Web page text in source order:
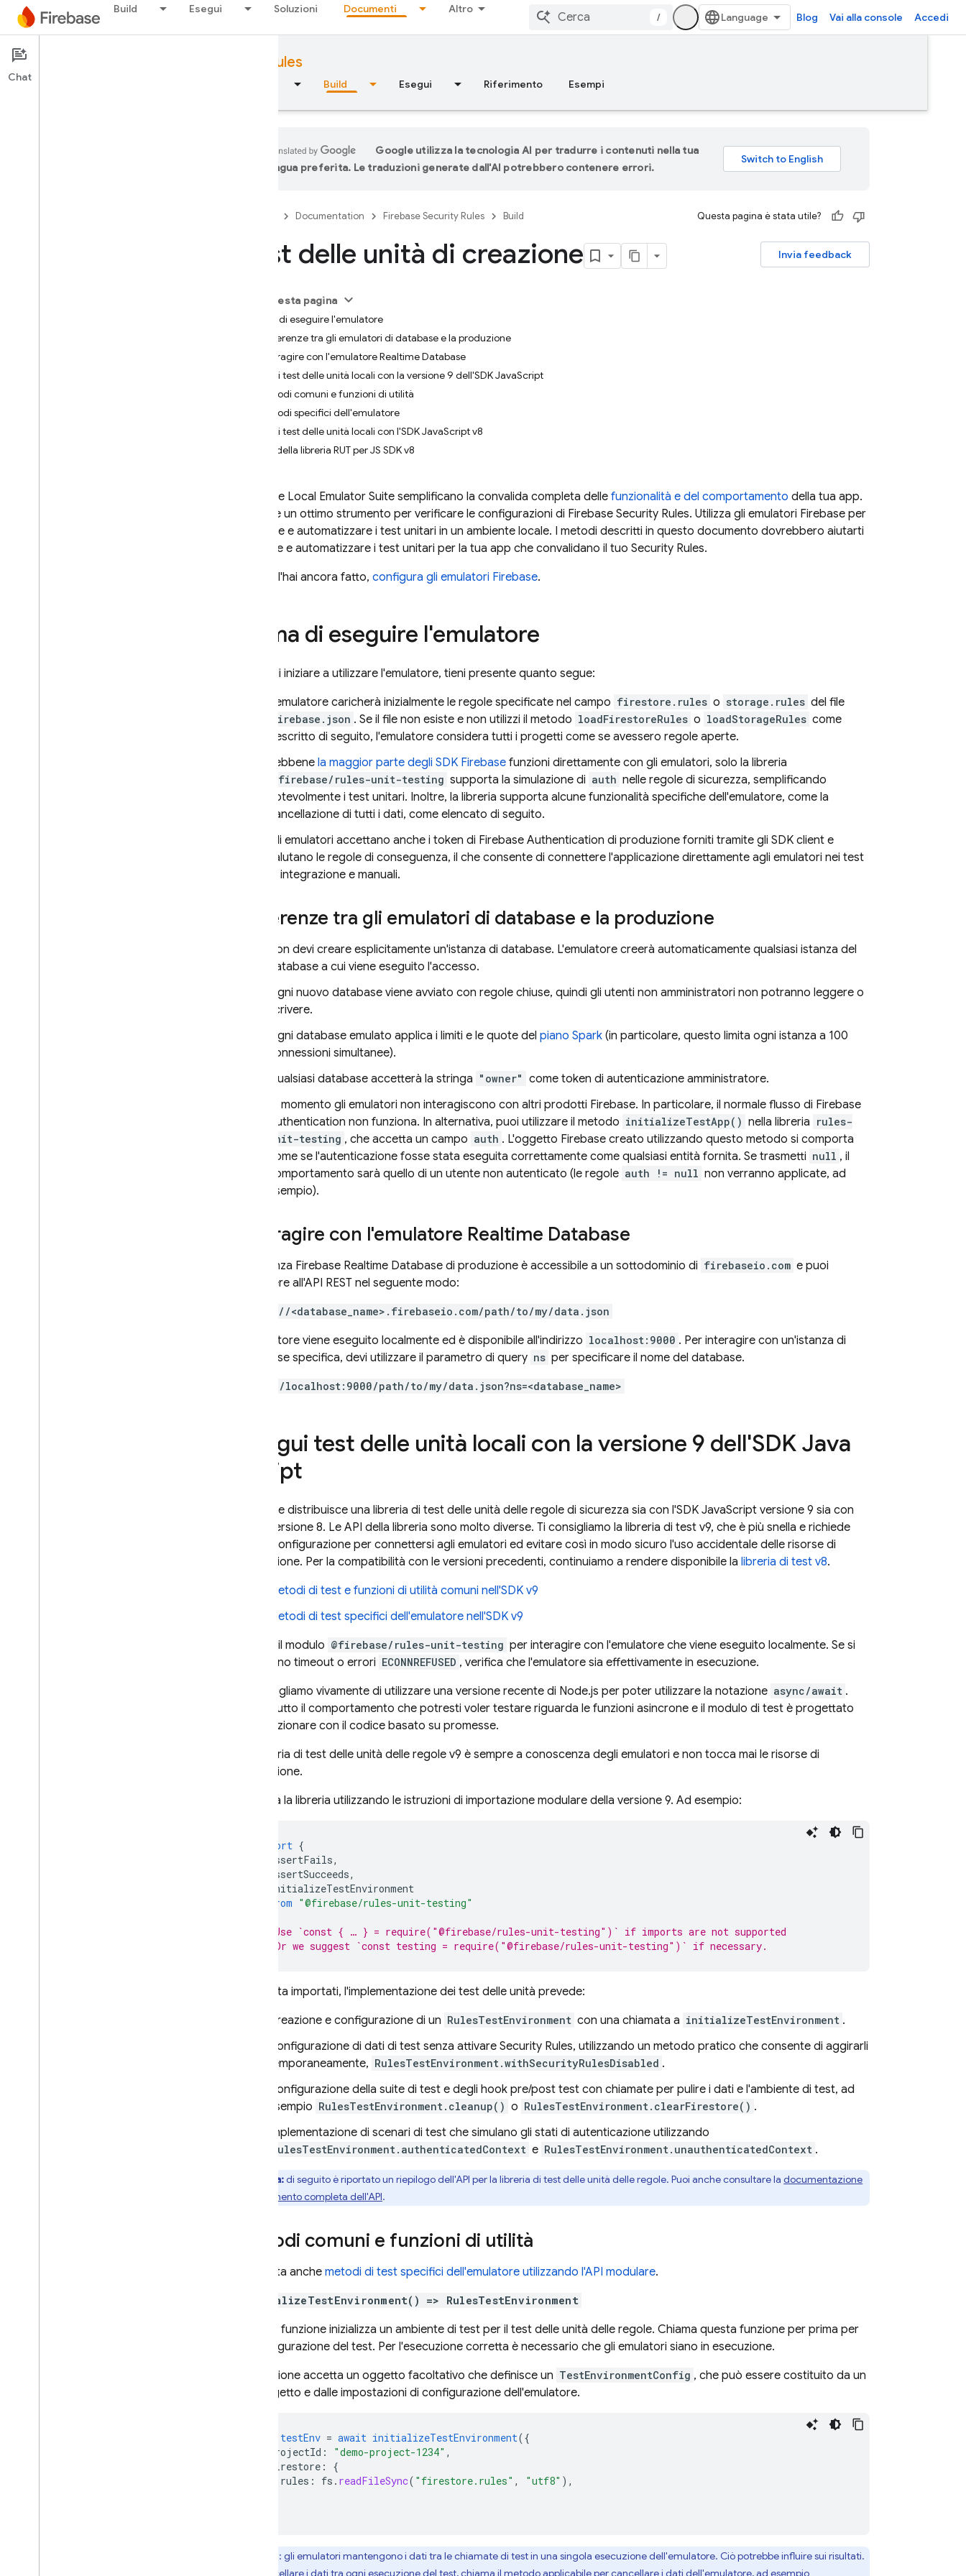
Build Esegui Soluzioni Documenti Altro
/ Blog Vai alla console Accedi
Documentation Firebase Security Rules
Panoramica Build Esegui Riferimento Esempi
Google utilizza la tecnologia AI per tradurre i contenuti nella tua
lingua preferita. Le traduzioni generate dall'AI potrebbero contenere errori.
Documentation Firebase Security Rules Build Questa pagina è stata utile?
Invia feedback
Test delle unità di creazione
Su questa pagina
Prima di eseguire l'emulatore
Differenze tra gli emulatori di database e la produzione
Interagire con l'emulatore Realtime Database
Esegui test delle unità locali con la versione 9 dell'SDK JavaScript
Metodi comuni e funzioni di utilità
Metodi specifici dell'emulatore
Esegui test delle unità locali con l'SDK JavaScript v8
API della libreria RUT per JS SDK v8
Firebase Local Emulator Suite semplificano la convalida completa delle funzionalità e del comportamento della tua app.
È anche un ottimo strumento per verificare le configurazioni di Firebase Security Rules. Utilizza gli emulatori Firebase per
eseguire e automatizzare i test unitari in un ambiente locale. I metodi descritti in questo documento dovrebbero aiutarti
a creare e automatizzare i test unitari per la tua app che convalidano il tuo Security Rules.
Se non l'hai ancora fatto, configura gli emulatori Firebase.
Prima di eseguire l'emulatore
Prima di iniziare a utilizzare l'emulatore, tieni presente quanto segue:
L'emulatore caricherà inizialmente le regole specificate nel campo firestore.rules o storage.rules del file
firebase.json . Se il file non esiste e non utilizzi il metodo loadFirestoreRules o loadStorageRules come
descritto di seguito, l'emulatore considera tutti i progetti come se avessero regole aperte.
Sebbene la maggior parte degli SDK Firebase funzioni direttamente con gli emulatori, solo la libreria
@firebase/rules-unit-testing supporta la simulazione di auth nelle regole di sicurezza, semplificando
notevolmente i test unitari. Inoltre, la libreria supporta alcune funzionalità specifiche dell'emulatore, come la
cancellazione di tutti i dati, come elencato di seguito.
Gli emulatori accettano anche i token di Firebase Authentication di produzione forniti tramite gli SDK client e
valutano le regole di conseguenza, il che consente di connettere l'applicazione direttamente agli emulatori nei test
di integrazione e manuali.
Differenze tra gli emulatori di database e la produzione
Non devi creare esplicitamente un'istanza di database. L'emulatore creerà automaticamente qualsiasi istanza del
database a cui viene eseguito l'accesso.
Ogni nuovo database viene avviato con regole chiuse, quindi gli utenti non amministratori non potranno leggere o
scrivere.
Ogni database emulato applica i limiti e le quote del piano Spark (in particolare, questo limita ogni istanza a 100
connessioni simultanee).
Qualsiasi database accetterà la stringa "owner" come token di autenticazione amministratore.
Al momento gli emulatori non interagiscono con altri prodotti Firebase. In particolare, il normale flusso di Firebase
Authentication non funziona. In alternativa, puoi utilizzare il metodo initializeTestApp() nella libreria rules-
unit-testing , che accetta un campo auth . L'oggetto Firebase creato utilizzando questo metodo si comporta
come se l'autenticazione fosse stata eseguita correttamente come qualsiasi entità fornita. Se trasmetti null , il
comportamento sarà quello di un utente non autenticato (le regole auth != null non verranno applicate, ad
esempio).
Interagire con l'emulatore Realtime Database
Un'istanza Firebase Realtime Database di produzione è accessibile a un sottodominio di firebaseio.com e puoi
accedere all'API REST nel seguente modo:
https://<database_name>.firebaseio.com/path/to/my/data.json
L'emulatore viene eseguito localmente ed è disponibile all'indirizzo localhost:9000 . Per interagire con un'istanza di
database specifica, devi utilizzare il parametro di query ns per specificare il nome del database.
http://localhost:9000/path/to/my/data.json?ns=<database_name>
Esegui test delle unità locali con la versione 9 dell'SDK Java
Script
Firebase distribuisce una libreria di test delle unità delle regole di sicurezza sia con l'SDK JavaScript versione 9 sia con
l'SDK versione 8. Le API della libreria sono molto diverse. Ti consigliamo la libreria di test v9, che è più snella e richiede
meno configurazione per connettersi agli emulatori ed evitare così in modo sicuro l'uso accidentale delle risorse di
produzione. Per la compatibilità con le versioni precedenti, continuiamo a rendere disponibile la libreria di test v8.
Metodi di test e funzioni di utilità comuni nell'SDK v9
Metodi di test specifici dell'emulatore nell'SDK v9
Utilizza il modulo @firebase/rules-unit-testing per interagire con l'emulatore che viene eseguito localmente. Se si
verificano timeout o errori ECONNREFUSED , verifica che l'emulatore sia effettivamente in esecuzione.
Ti consigliamo vivamente di utilizzare una versione recente di Node.js per poter utilizzare la notazione async/await .
Quasi tutto il comportamento che potresti voler testare riguarda le funzioni asincrone e il modulo di test è progettato
per funzionare con il codice basato su promesse.
La libreria di test delle unità delle regole v9 è sempre a conoscenza degli emulatori e non tocca mai le risorse di
produzione.
Importa la libreria utilizzando le istruzioni di importazione modulare della versione 9. Ad esempio:
import {
assertFails,
assertSucceeds,
initializeTestEnvironment
from "@firebase/rules-unit-testing"
// Use `const { … } = require("@firebase/rules-unit-testing")` if imports are not supported
// Or we suggest `const testing = require("@firebase/rules-unit-testing")` if necessary.
Una volta importati, l'implementazione dei test delle unità prevede:
Creazione e configurazione di un RulesTestEnvironment con una chiamata a initializeTestEnvironment .
Configurazione di dati di test senza attivare Security Rules, utilizzando un metodo pratico che consente di aggirarli
temporaneamente, RulesTestEnvironment.withSecurityRulesDisabled .
Configurazione della suite di test e degli hook pre/post test con chiamate per pulire i dati e l'ambiente di test, ad
esempio RulesTestEnvironment.cleanup() o RulesTestEnvironment.clearFirestore() .
Implementazione di scenari di test che simulano gli stati di autenticazione utilizzando
RulesTestEnvironment.authenticatedContext e RulesTestEnvironment.unauthenticatedContext .
Nota:di seguito è riportato un riepilogo dell'API per la libreria di test delle unità delle regole. Puoi anche consultare ladocumentazione
di riferimento completa dell'API.
Metodi comuni e funzioni di utilità
Consulta anche metodi di test specifici dell'emulatore utilizzando l'API modulare.
initializeTestEnvironment() => RulesTestEnvironment
Questa funzione inizializza un ambiente di test per il test delle unità delle regole. Chiama questa funzione per prima per
la configurazione del test. Per l'esecuzione corretta è necessario che gli emulatori siano in esecuzione.
La funzione accetta un oggetto facoltativo che definisce un TestEnvironmentConfig , che può essere costituito da un
ID progetto e dalle impostazioni di configurazione dell'emulatore.
testEnv = await initializeTestEnvironment({
projectId : "demo-project-1234" ,
firestore :
{
rules : fs . readFileSync( "firestore.rules" , "utf8" ),
Nota: gli emulatori mantengono i dati tra le chiamate di test in una singola esecuzione dell'emulatore. Ciò potrebbe influire sui risultati.
Per cancellare i dati tra ogni esecuzione del test, chiama il metodo applicabile per cancellare i dati dell'emulatore, ad esempio
Chat